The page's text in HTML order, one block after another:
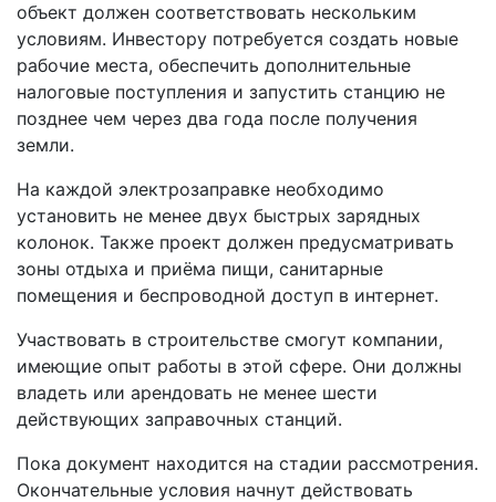
объект должен соответствовать нескольким
условиям. Инвестору потребуется создать новые
рабочие места, обеспечить дополнительные
налоговые поступления и запустить станцию не
позднее чем через два года после получения
земли.
На каждой электрозаправке необходимо
установить не менее двух быстрых зарядных
колонок. Также проект должен предусматривать
зоны отдыха и приёма пищи, санитарные
помещения и беспроводной доступ в интернет.
Участвовать в строительстве смогут компании,
имеющие опыт работы в этой сфере. Они должны
владеть или арендовать не менее шести
действующих заправочных станций.
Пока документ находится на стадии рассмотрения.
Окончательные условия начнут действовать